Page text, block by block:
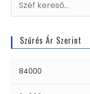
Szűrés Ár Szerint